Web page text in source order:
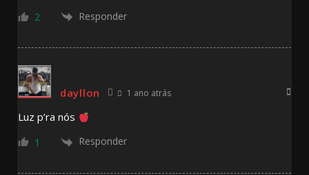
2 Responder
dayllon 1 ano atrás
Luz p’ra nós
1 Responder